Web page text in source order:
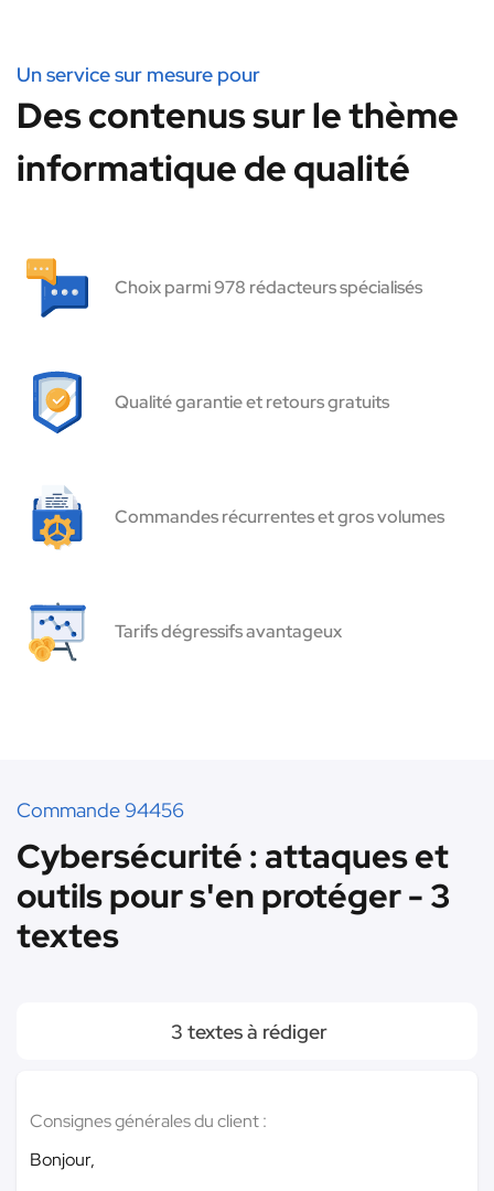
Un service sur mesure pour
Des contenus sur le thème
informatique de qualité
Choix parmi 978 rédacteurs spécialisés
Qualité garantie et retours gratuits
Commandes récurrentes et gros volumes
Tarifs dégressifs avantageux
Commande 94456
Cybersécurité : attaques et
outils pour s'en protéger - 3
textes
3 textes à rédiger
Consignes générales du client :
Bonjour,